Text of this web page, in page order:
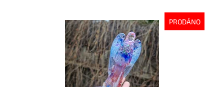
PRODÁNO
Vyprodáno
10414